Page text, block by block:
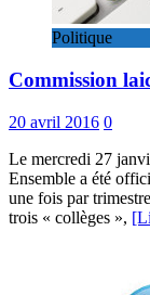
Politique
Commission
20 avril 2016 0
Le mercredi 27
Ensemble a été
une fois par
trois « collèges »,